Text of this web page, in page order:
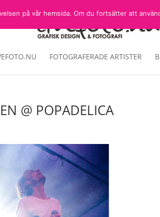
FOTOGRAFERADE ARTISTER
@ POPADELICA
på vår hemsida. Om du fortsätter att